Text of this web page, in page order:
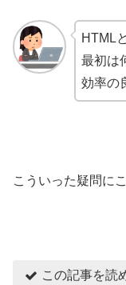
HTML
最初は
効率の
こういった疑問に
この記事を読